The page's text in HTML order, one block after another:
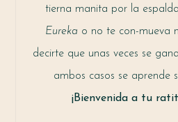
tierna manita por la
Eureka o no te con-mueva
decirte que unas veces se
ambos casos se aprende
¡Bienvenida a tu